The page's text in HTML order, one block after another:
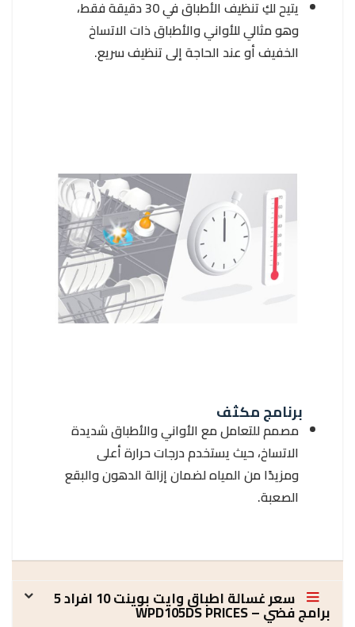
يتيح لكِ تنظيف الأطباق في 30 دقيقة فقط،
وهو مثالي للأواني والأطباق ذات الاتساخ
الخفيف أو عند الحاجة إلى تنظيف سريع.
برنامج مكثف
مصمم للتعامل مع الأواني والأطباق شديدة
الاتساخ، حيث يستخدم درجات حرارة أعلى
ومزيدًا من المياه لضمان إزالة الدهون والبقع
الصعبة.
سعر غسالة اطباق وايت بوينت 10 افراد 5
برامج فضي – WPD105DS PRICES